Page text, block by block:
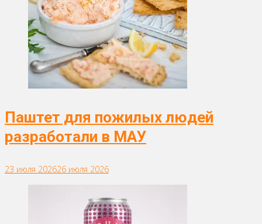
Паштет для пожилых людей
разработали в МАУ
23 июля 202626 июля 2026